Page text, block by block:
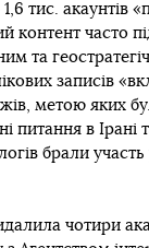
тис. акаунтів
контент часто
та
записів
метою яких
питання в
брали
чотири